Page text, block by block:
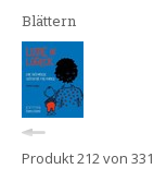
Blättern
Produkt 212 von 331